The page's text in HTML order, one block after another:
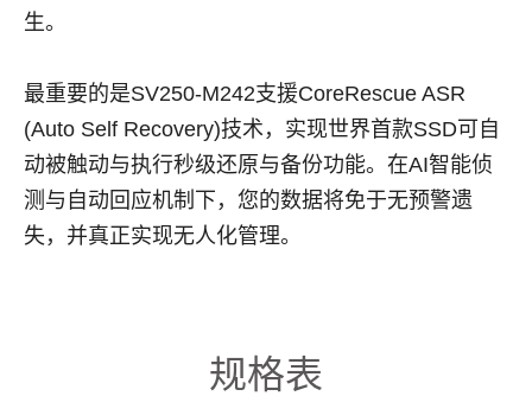
生。
最重要的是SV250-M242支援CoreRescue ASR
(Auto Self Recovery)技术，实现世界首款SSD可自
动被触动与执行秒级还原与备份功能。在AI智能侦
测与自动回应机制下，您的数据将免于无预警遗
失，并真正实现无人化管理。
规格表